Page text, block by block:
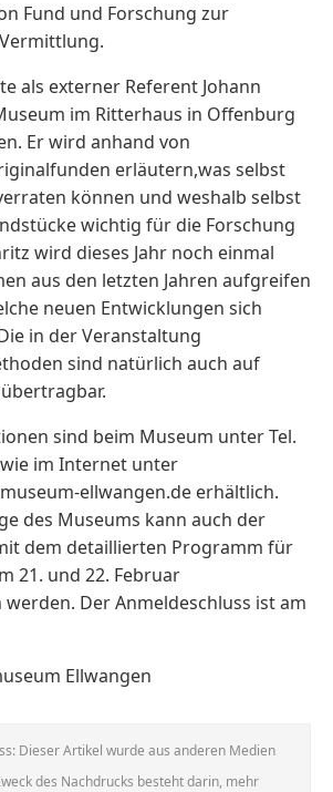
Fund und Forschung zur
als externer Referent Johann
im Ritterhaus in Offenburg
Er wird anhand von
erläutern,was selbst
können und weshalb selbst
wichtig für die Forschung
wird dieses Jahr noch einmal
aus den letzten Jahren aufgreifen
neuen Entwicklungen sich
in der Veranstaltung
sind natürlich auch auf
sind beim Museum unter Tel.
im Internet unter
ellwangen.de erhältlich.
des Museums kann auch der
dem detaillierten Programm für
21. und 22. Februar
Der Anmeldeschluss ist am
Ellwangen
Dieser Artikel wurde aus anderen Medien
des Nachdrucks besteht darin, mehr